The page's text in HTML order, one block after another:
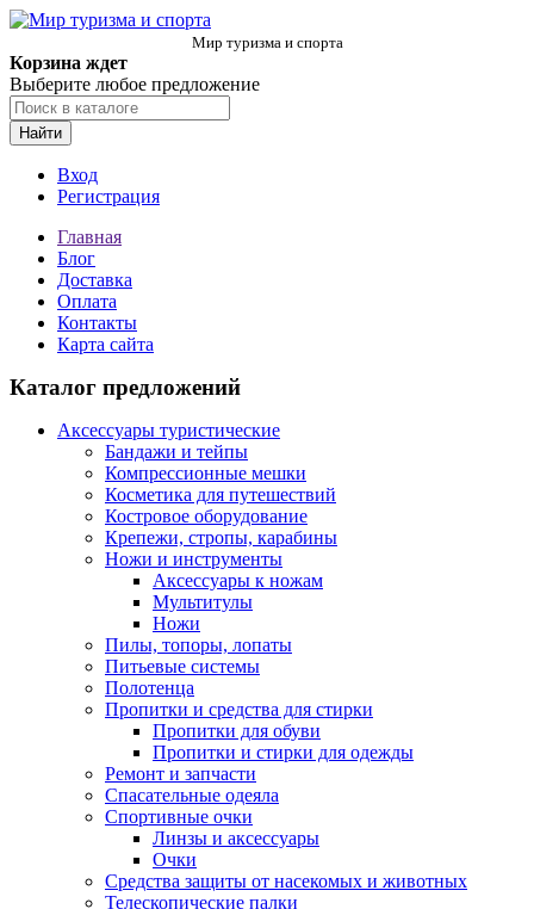
Мир туризма и спорта
Корзина ждет
Выберите любое предложение
Найти
Вход
Регистрация
Главная
Блог
Доставка
Оплата
Контакты
Карта сайта
Каталог предложений
Аксессуары туристические
Бандажи и тейпы
Компрессионные мешки
Косметика для путешествий
Костровое оборудование
Крепежи, стропы, карабины
Ножи и инструменты
Аксессуары к ножам
Мультитулы
Ножи
Пилы, топоры, лопаты
Питьевые системы
Полотенца
Пропитки и средства для стирки
Пропитки для обуви
Пропитки и стирки для одежды
Ремонт и запчасти
Спасательные одеяла
Спортивные очки
Линзы и аксессуары
Очки
Средства защиты от насекомых и животных
Телескопические палки